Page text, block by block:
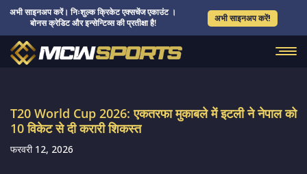
अभी साइनअप करें। निःशुल्क क्रिकेट एक्सचेंज एकाउंट ।
बोनस क्रेडिट और इन्सेन्टिव्स की प्रतीक्षा है!
अभी साइनअप करें!
T20 World Cup 2026: एकतरफा मुकाबले में इटली ने नेपाल को
10 विकेट से दी करारी शिकस्त
फरवरी 12, 2026